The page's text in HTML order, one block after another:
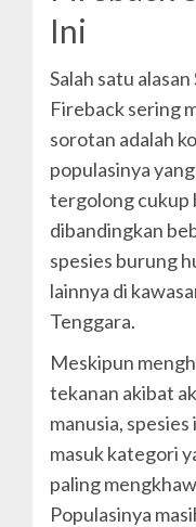
Ini
Salah satu alasan
Fireback sering
sorotan adalah
populasinya
tergolong cukup
dibandingkan
spesies burung
lainnya di
Tenggara.
Meskipun
tekanan akibat
manusia, spesies
masuk kategori
paling
Populasinya